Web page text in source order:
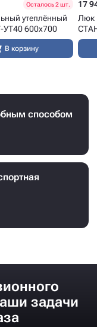
Осталось 2 шт.
утеплённый
600x700
В корзину
17
Люк
способом
задачи